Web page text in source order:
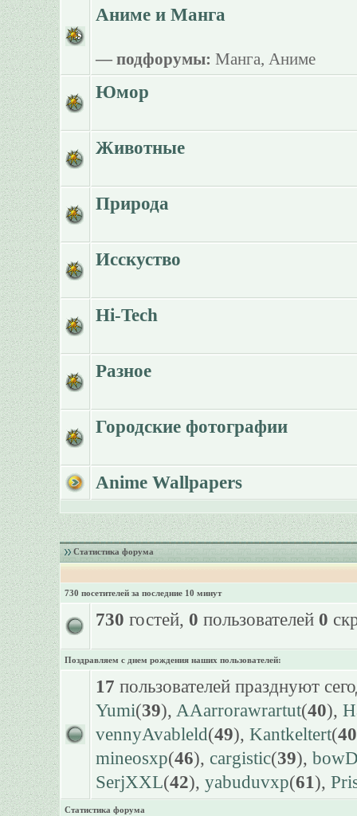
Аниме и Манга
— подфорумы: Манга, Аниме
Юмор
Животные
Природа
Исскуство
Hi-Tech
Разное
Городские фотографии
Anime Wallpapers
Статистика форума
730 посетителей за последние 10 минут
730 гостей, 0 пользователей 0
Поздравляем с днем рождения наших пользователей:
17 пользователей празднуют
Yumi(39), AAarrorawrartut(40),
vennyAvableld(49), Kantkeltert(40
mineosxp(46), cargistic(39),
SerjXXL(42), yabuduvxp(61),
Статистика форума